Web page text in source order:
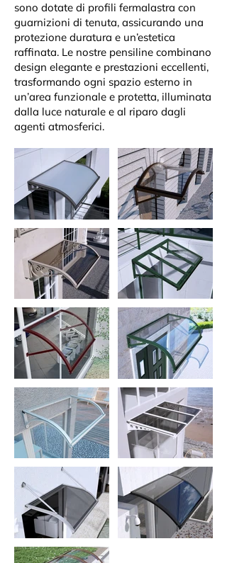
sono dotate di profili fermalastra con
guarnizioni di tenuta, assicurando una
protezione duratura e un’estetica
raffinata. Le nostre pensiline combinano
design elegante e prestazioni eccellenti,
trasformando ogni spazio esterno in
un’area funzionale e protetta, illuminata
dalla luce naturale e al riparo dagli
agenti atmosferici.